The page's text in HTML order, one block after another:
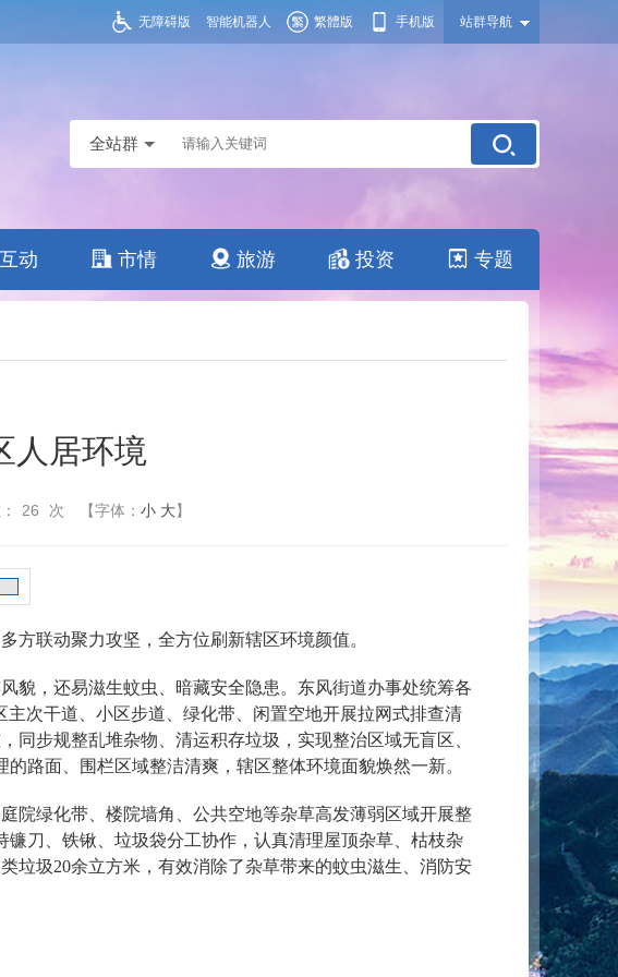
站群导航
无障碍版 智能机器人 繁體版 手机版
互动 市情 旅游 投资 专题
全站群
人居环境
26 次 【字体： 小 大】
联动聚力攻坚，全方位刷新辖区环境颜值。
，还易滋生蚊虫、暗藏安全隐患。东风街道办事处统筹各
次干道、小区步道、绿化带、闲置空地开展拉网式排查清
步规整乱堆杂物、清运积存垃圾，实现整治区域无盲区、
路面、围栏区域整洁清爽，辖区整体环境面貌焕然一新。
绿化带、楼院墙角、公共空地等杂草高发薄弱区域开展整
刀、铁锹、垃圾袋分工协作，认真清理屋顶杂草、枯枝杂
垃圾20余立方米，有效消除了杂草带来的蚊虫滋生、消防安